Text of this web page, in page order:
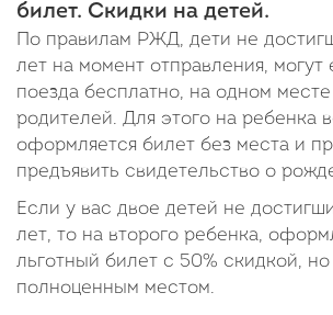
билет. Скидки на детей.
По правилам РЖД, дети не
лет на момент отправления, могут
поезда бесплатно, на одном
родителей. Для этого на ребенка
оформляется билет без места и
предъявить свидетельство о
Если у вас двое детей не
лет, то на второго ребенка,
льготный билет с 50% скидкой,
полноценным местом.